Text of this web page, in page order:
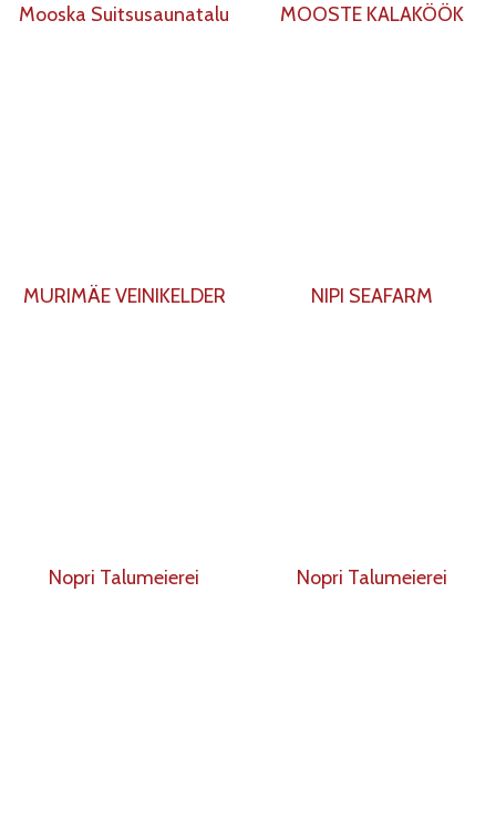
Mooska Suitsusaunatalu MOOSTE KALAKÖÖK
MURIMÄE VEINIKELDER NIPI SEAFARM
Nopri Talumeierei Nopri Talumeierei